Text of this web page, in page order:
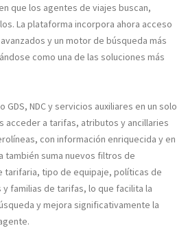
que los agentes de viajes buscan,
La plataforma incorpora ahora acceso
y un motor de búsqueda más
como una de las soluciones más
NDC y servicios auxiliares en un solo
acceder a tarifas, atributos y ancillaries
con información enriquecida y en
también suma nuevos filtros de
tarifaria, tipo de equipaje, políticas de
familias de tarifas, lo que facilita la
y mejora significativamente la